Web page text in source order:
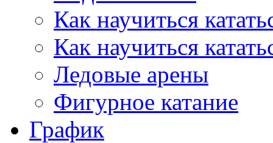
Как научиться
Как научиться
Ледовые арены
Фигурное катание
График